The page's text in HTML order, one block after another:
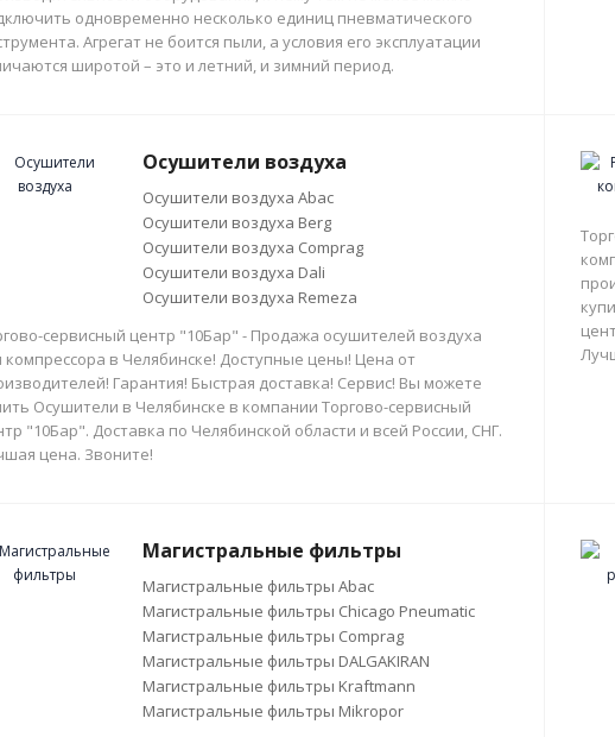
одновременно несколько единиц пневматического
Агрегат не боится пыли, а условия его эксплуатации
широтой – это и летний, и зимний период.
Осушители воздуха
Осушители воздуха Abac
Осушители воздуха Berg
Осушители воздуха Comprag
Осушители воздуха Dali
Осушители воздуха Remeza
сервисный центр "10Бар" - Продажа осушителей воздуха
компрессора в Челябинске! Доступные цены! Цена от
Гарантия! Быстрая доставка! Сервис! Вы можете
Осушители в Челябинске в компании Торгово-сервисный
"10Бар". Доставка по Челябинской области и всей России, СНГ.
цена. Звоните!
Магистральные фильтры
Магистральные фильтры Abac
Магистральные фильтры Chicago Pneumatic
Магистральные фильтры Comprag
Магистральные фильтры DALGAKIRAN
Магистральные фильтры Kraftmann
Магистральные фильтры Mikropor